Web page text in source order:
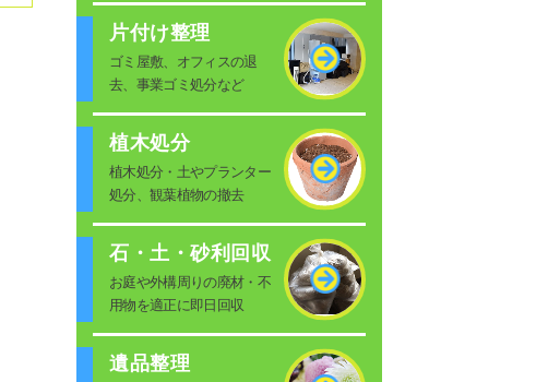
片付け整理
ゴミ屋敷、オフィスの退
去、事業ゴミ処分など
植木処分
植木処分・土やプランター
処分、観葉植物の撤去
石・土・砂利回収
お庭や外構周りの廃材・不
用物を適正に即日回収
遺品整理